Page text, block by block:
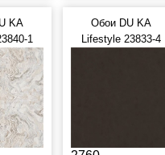
KA
1
Обои DU KA
Lifestyle 23833-4